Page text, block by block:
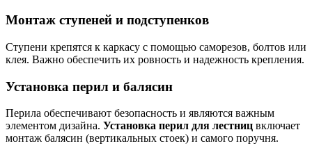
Монтаж ступеней и подступенков
Ступени крепятся к каркасу с помощью саморезов, болтов или
клея. Важно обеспечить их ровность и надежность крепления.
Установка перил и балясин
Перила обеспечивают безопасность и являются важным
элементом дизайна. Установка перил для лестниц включает
монтаж балясин (вертикальных стоек) и самого поручня.